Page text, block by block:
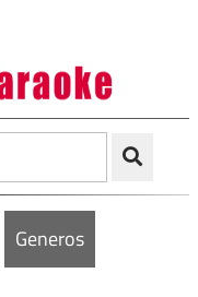
Generos